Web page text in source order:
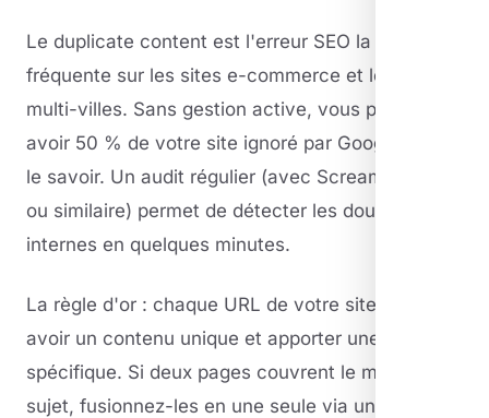
Le duplicate content est l'erreur SEO la plus
fréquente sur les sites e-commerce et les sites
multi-villes. Sans gestion active, vous pouvez
avoir 50 % de votre site ignoré par Google sans
le savoir. Un audit régulier (avec Screaming Frog
ou similaire) permet de détecter les doublons
internes en quelques minutes.
La règle d'or : chaque URL de votre site doit
avoir un contenu unique et apporter une valeur
spécifique. Si deux pages couvrent le même
sujet, fusionnez-les en une seule via une